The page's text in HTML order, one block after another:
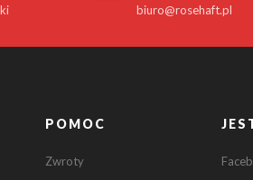
biuro@rosehaft.pl
POMOC
Zwroty